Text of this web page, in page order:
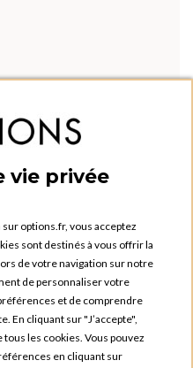
vie privée
options.fr, vous acceptez
sont destinés à vous offrir la
de votre navigation sur notre
de personnaliser votre
et de comprendre
En cliquant sur "J’accepte",
les cookies. Vous pouvez
en cliquant sur